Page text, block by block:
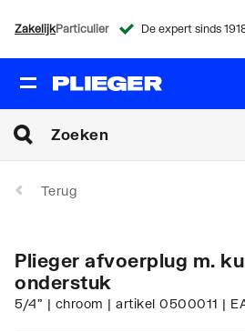
ZakelijkParticulier
Terug
Plieger afvoerplug m.
onderstuk
5/4" | chroom | artikel 0500011 |